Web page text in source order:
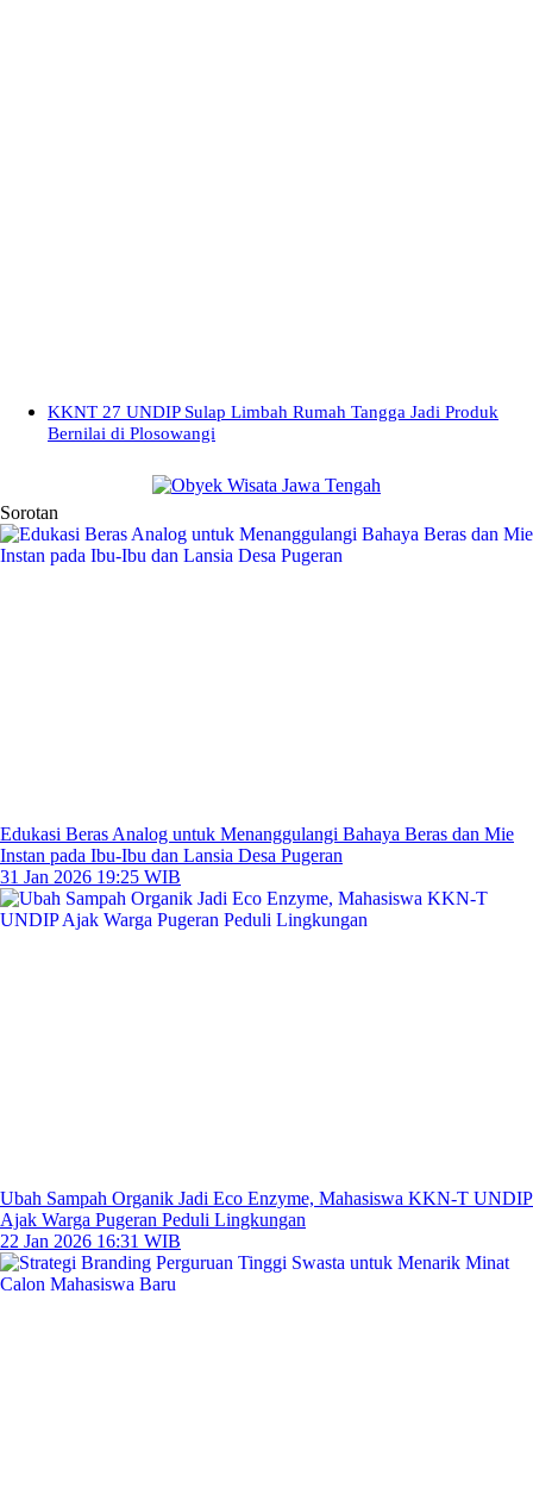
KKNT 27 UNDIP Sulap Limbah Rumah Tangga Jadi Produk
Bernilai di Plosowangi
Sorotan
Edukasi Beras Analog untuk Menanggulangi Bahaya Beras dan Mie
Instan pada Ibu-Ibu dan Lansia Desa Pugeran
31 Jan 2026 19:25 WIB
Ubah Sampah Organik Jadi Eco Enzyme, Mahasiswa KKN-T UNDIP
Ajak Warga Pugeran Peduli Lingkungan
22 Jan 2026 16:31 WIB